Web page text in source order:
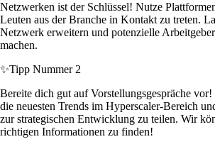
Netzwerken ist der Schlüssel! Nutze
Leuten aus der Branche in Kontakt zu treten.
Netzwerk erweitern und potenzielle
machen.
✨Tipp Nummer 2
Bereite dich gut auf Vorstellungsgespräche
die neuesten Trends im Hyperscaler-Bereich
zur strategischen Entwicklung zu teilen. Wir
richtigen Informationen zu finden!